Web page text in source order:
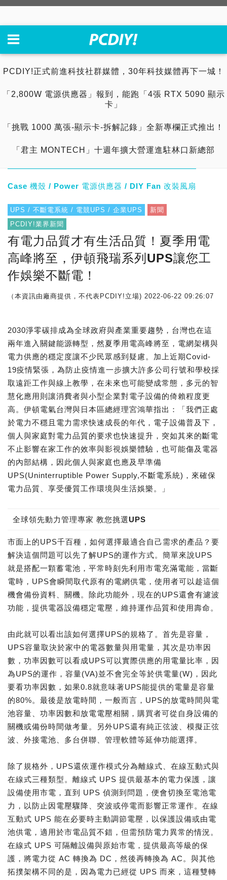
PCDIY!正式前進科技社群媒體，30年科技媒體再下一城！
「2,800W 電源供應器」報到，能跑「4張 RTX 5090 顯示
卡」
「挑戰 1000 萬張-顯示卡-拆解記錄」全新專欄正式推出！
「君主 MONTECH」十週年擴大營運進駐林口新總部
Case 機殼 / Power 電源供應器 / DIY Fan 改裝風扇
UPS / 不斷電系統 / 電競UPS / 企業UPS
新聞
PCDIY!業界新聞
有電力品質才有生活品質！夏季用電
高峰將至，伊頓飛瑞系列UPS讓您工
作娛樂不斷電！
（本資訊由廠商提供，不代表PCDIY!立場) 2022-06-22 09:26:07
2030淨零碳排成為全球政府與產業重要趨勢，台灣也在這
兩年進入關鍵能源轉型，然夏季用電高峰將至，電網架構與
電力供應的穩定度讓不少民眾感到疑慮。加上近期Covid-
19疫情緊張，為防止疫情進一步擴大許多公司行號和學校採
取遠距工作與線上教學，在未來也可能變成常態，多元的智
慧化應用則讓消費者與小型企業對電子設備的倚賴程度更
高。伊頓電氣台灣與日本區總經理宮鴻華指出：「我們正處
於電力不穩且電力需求快速成長的年代，電子設備普及下，
個人與家庭對電力品質的要求也快速提升，突如其來的斷電
不止影響在家工作的效率與影視娛樂體驗，也可能傷及電器
的內部結構，因此個人與家庭也應及早準備
UPS(Uninterruptible Power Supply,不斷電系統)，來確保
電力品質、享受優質工作環境與生活娛樂。」
全球領先動力管理專家 教您挑選UPS
市面上的UPS千百種，如何選擇最適合自己需求的產品？要
解決這個問題可以先了解UPS的運作方式。簡單來說UPS
就是搭配一顆蓄電池，平常時刻先利用市電充滿電能，當斷
電時，UPS會瞬間取代原有的電網供電，使用者可以趁這個
機會備份資料、關機。除此功能外，現在的UPS還會有濾波
功能，提供電器設備穩定電壓，維持運作品質和使用壽命。
由此就可以看出該如何選擇UPS的規格了。首先是容量，
UPS容量取決於家中的電器數量與用電量，其次是功率因
數，功率因數可以看成UPS可以實際供應的用電量比率，因
為UPS的運作，容量(VA)並不會完全等於供電量(W)，因此
要看功率因數，如果0.8就意味著UPS能提供的電量是容量
的80%。最後是放電時間，一般而言，UPS的放電時間與電
池容量、功率因數和放電電壓相關，購買者可從自身設備的
關機或備份時間做考量。另外UPS還有純正弦波、模擬正弦
波、外接電池、多台併聯、管理軟體等延伸功能選擇。
除了規格外，UPS還依運作模式分為離線式、在線互動式與
在線式三種類型。離線式 UPS 提供最基本的電力保護，讓
設備使用市電，直到 UPS 偵測到問題，便會切換至電池電
力，以防止因電壓驟降、突波或停電而影響正常運作。在線
互動式 UPS 能在必要時主動調節電壓，以保護設備或由電
池供電，適用於市電品質不錯，但需預防電力異常的情況。
在線式 UPS 可隔離設備與原始市電，提供最高等級的保
護，將電力從 AC 轉換為 DC，然後再轉換為 AC。與其他
拓撲架構不同的是，因為電力已經從 UPS 而來，這種雙轉